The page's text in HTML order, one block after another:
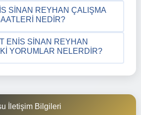
SINAN REYHAN ÇALIŞMA
NEDIR?
ENIS SINAN REYHAN
YORUMLAR NELERDIR?
İletişim Bilgileri